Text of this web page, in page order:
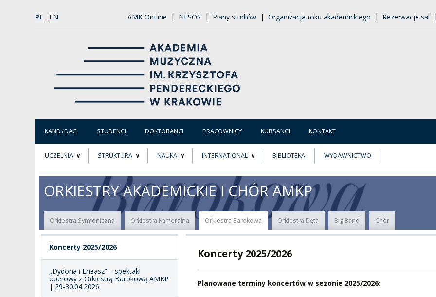
PL EN AMK OnLine | NESOS | Plany studiów | Organizacja roku akademickiego | Rezerwacje sal
KANDYDACI STUDENCI DOKTORANCI PRACOWNICY KURSANCI KONTAKT
UCZELNIA
KADRA PEDAGOGICZNA
DOKTORATY HC
STRUKTURA
ORGANY UCZELNI
WŁADZE
WYDZIAŁY
OGÓLNOUCZELNIANY
ZESPÓŁ DYDAKTYCZNY
NAUKA
EWALUACJA
JAKOŚĆ KSZTAŁCENIA
NOSTRYFIKACJA
DYPLOMÓW
NOSTRYFIKACJA STOPNI
INTERNATIONAL
POWER
BIBLIOTEKA WYDAWNICTWO
ORKIESTRY AKADEMICKIE I CHÓR AMKP
Orkiestra Symfoniczna Orkiestra Kameralna Orkiestra Barokowa Orkiestra Dęta Big Band Chór
Koncerty 2025/2026
„Dydona i Eneasz” – spektakl
operowy z Orkiestrą Barokową AMKP
| 29-30.04.2026
Koncerty 2025/2026
Planowane terminy koncertów w sezonie 2025/2026: